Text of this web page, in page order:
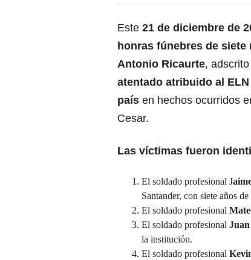
Este 21 de diciembre de
honras fúnebres de siete
Antonio Ricaurte,
atentado atribuido al
país en hechos ocurridos
Cesar.
Las víctimas fueron
El soldado profesional J
Santander, con siete años
El soldado profesional
El soldado profesional
la institución.
El soldado profesional